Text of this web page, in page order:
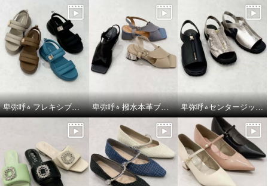
卑弥呼⭐︎ フレキシブルベルト厚底パデットサンダルをご紹介いたします。 卑弥呼⭐︎ 撥水本革ブロックヒールカバードクロスサンダルをご紹介いたします。 卑弥呼⭐︎センタージッププラットフォームサンダルをご紹介いたします。